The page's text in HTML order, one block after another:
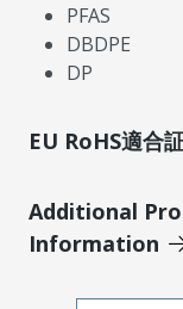
PFAS
DBDPE
DP
EU RoHS適合
Additional
Information